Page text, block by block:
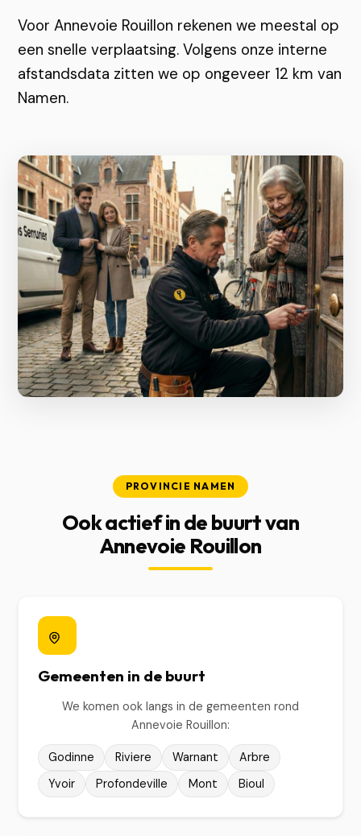
Voor Annevoie Rouillon rekenen we meestal op
een snelle verplaatsing. Volgens onze interne
afstandsdata zitten we op ongeveer 12 km van
Namen.
PROVINCIE NAMEN
Ook actief in de buurt van
Annevoie Rouillon
Gemeenten in de buurt
We komen ook langs in de gemeenten rond
Annevoie Rouillon:
Godinne Riviere Warnant
Arbre
Yvoir
Profondeville Mont Bioul